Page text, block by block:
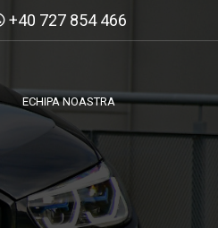
+40 727 854 466
ECHIPA NOASTRA